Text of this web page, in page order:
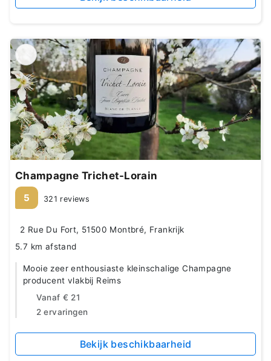
Champagne Trichet-Lorain
5 321 reviews
2 Rue Du Fort, 51500 Montbré, Frankrijk
5.7 km afstand
Mooie zeer enthousiaste kleinschalige Champagne
producent vlakbij Reims
Vanaf € 21
2 ervaringen
Bekijk beschikbaarheid